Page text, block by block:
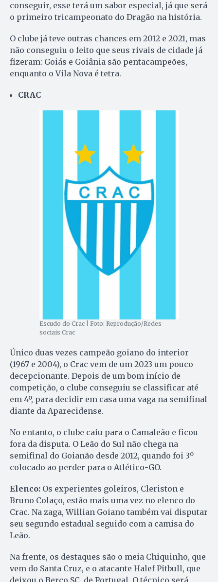
conseguir, esse terá um sabor especial, já que será
o primeiro tricampeonato do Dragão na história.
O clube já teve outras chances em 2012 e 2021, mas
não conseguiu o feito que seus rivais de cidade já
fizeram: Goiás e Goiânia são pentacampeões,
enquanto o Vila Nova é tetra.
CRAC
Escudo do Crac | Foto: Reprodução/Redes
sociais Crac
Único duas vezes campeão goiano do interior
(1967 e 2004), o Crac vem de um 2023 um pouco
decepcionante. Depois de um bom início de
competição, o clube conseguiu se classificar até
em 4º, para decidir em casa uma vaga na semifinal
diante da Aparecidense.
No entanto, o clube caiu para o Camaleão e ficou
fora da disputa. O Leão do Sul não chega na
semifinal do Goianão desde 2012, quando foi 3º
colocado ao perder para o Atlético-GO.
Elenco: Os experientes goleiros, Cleriston e
Bruno Colaço, estão mais uma vez no elenco do
Crac. Na zaga, Willian Goiano também vai disputar
seu segundo estadual seguido com a camisa do
Leão.
Na frente, os destaques são o meia Chiquinho, que
vem do Santa Cruz, e o atacante Halef Pitbull, que